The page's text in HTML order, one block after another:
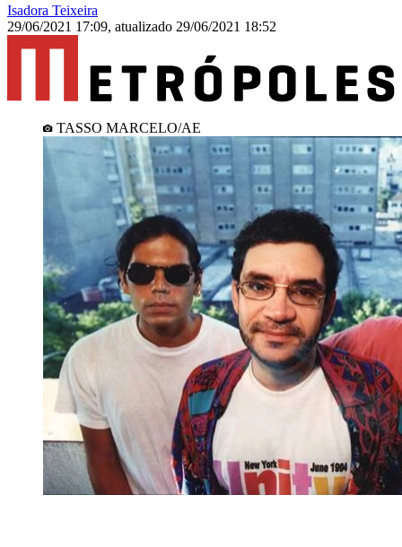
Isadora Teixeira
29/06/2021 17:09, atualizado 29/06/2021 18:52
TASSO MARCELO/AE